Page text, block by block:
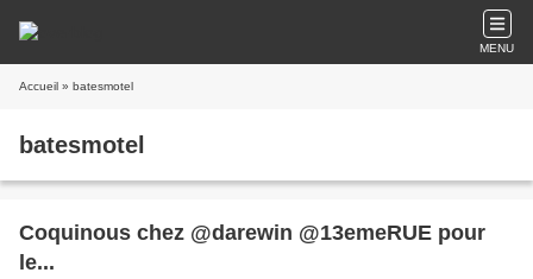
MENU
Accueil » batesmotel
batesmotel
Coquinous chez @darewin @13emeRUE pour
le...